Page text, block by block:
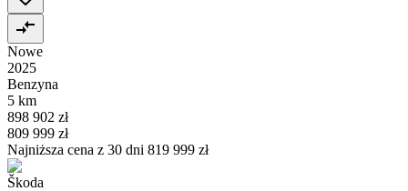
Nowe
2025
Benzyna
5 km
898 902 zł
809 999 zł
Najniższa cena z 30 dni 819 999 zł
Škoda